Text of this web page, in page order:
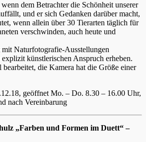
dem Betrachter die Schönheit unserer
und er sich Gedanken darüber macht,
wenn allein über 30 Tierarten täglich für
verschwinden, auch heute und
Naturfotografie-Ausstellungen
künstlerischen Anspruch erheben.
die Kamera hat die Größe einer
geöffnet Mo. – Do. 8.30 – 16.00 Uhr,
nach Vereinbarung
„Farben und Formen im Duett“ –